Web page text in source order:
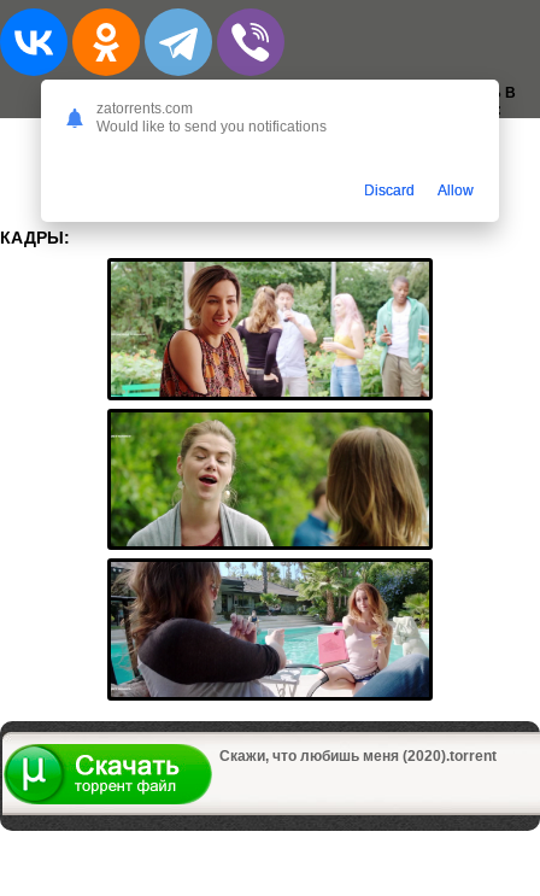
ДОБАВИТЬ В
ЗАКЛАДКИ:
КАДРЫ:
Скажи, что любишь меня (2020).torrent
zatorrents.com
Would like to send you notifications
Discard Allow